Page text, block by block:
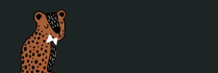
Lulujo
Ma-Ciel
ABZ
Meyco